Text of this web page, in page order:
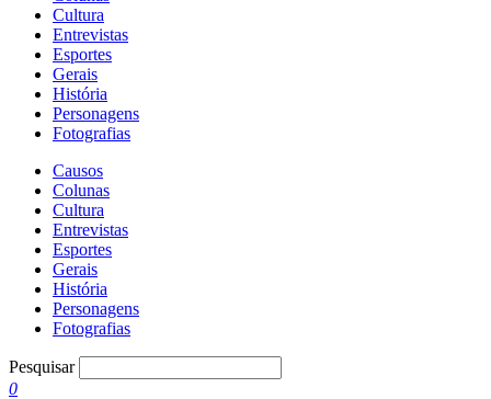
Cultura
Entrevistas
Esportes
Gerais
História
Personagens
Fotografias
Causos
Colunas
Cultura
Entrevistas
Esportes
Gerais
História
Personagens
Fotografias
Pesquisar
0